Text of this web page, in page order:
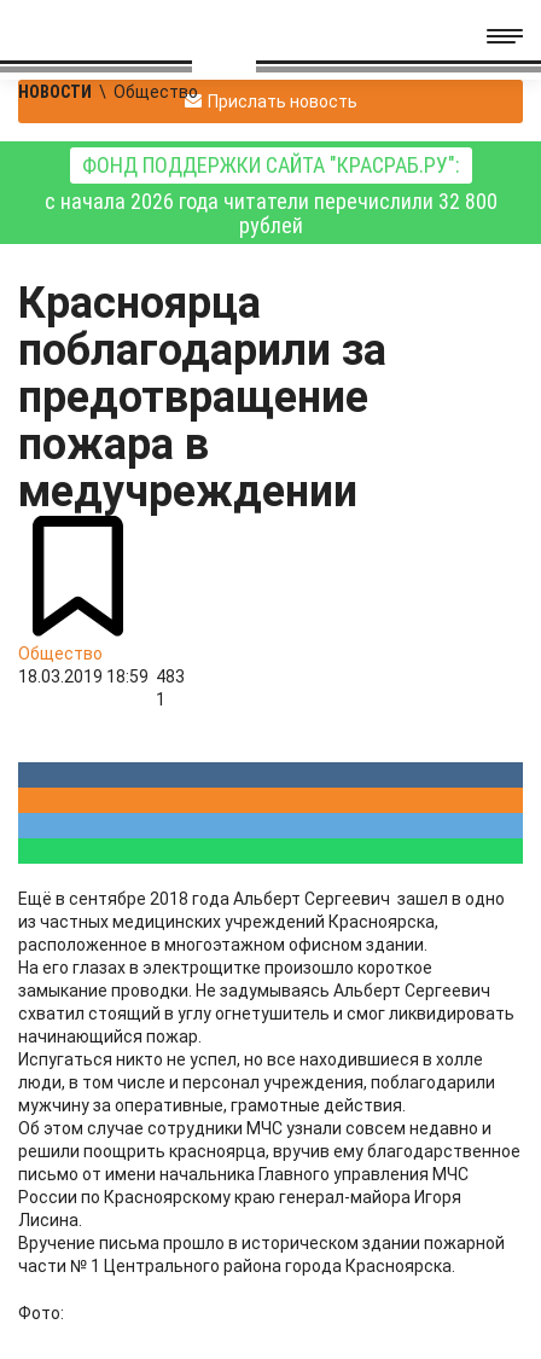
НОВОСТИ \ Общество Прислать новость
ФОНД ПОДДЕРЖКИ САЙТА "КРАСРАБ.РУ":
с начала 2026 года читатели перечислили 32 800
рублей
Красноярца
поблагодарили за
предотвращение
пожара в
медучреждении
Общество
18.03.2019 18:59 483
1
Ещё в сентябре 2018 года Альберт Сергеевич зашел в одно
из частных медицинских учреждений Красноярска,
расположенное в многоэтажном офисном здании.
На его глазах в электрощитке произошло короткое
замыкание проводки. Не задумываясь Альберт Сергеевич
схватил стоящий в углу огнетушитель и смог ликвидировать
начинающийся пожар.
Испугаться никто не успел, но все находившиеся в холле
люди, в том числе и персонал учреждения, поблагодарили
мужчину за оперативные, грамотные действия.
Об этом случае сотрудники МЧС узнали совсем недавно и
решили поощрить красноярца, вручив ему благодарственное
письмо от имени начальника Главного управления МЧС
России по Красноярскому краю генерал-майора Игоря
Лисина.
Вручение письма прошло в историческом здании пожарной
части № 1 Центрального района города Красноярска.
Фото: